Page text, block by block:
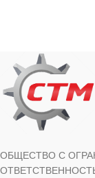
ОБЩЕСТВО С